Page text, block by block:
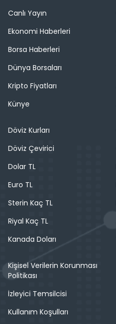
Canlı Yayın
Ekonomi Haberleri
Borsa Haberleri
Dünya Borsaları
Kripto Fiyatları
Künye
Döviz Kurları
Döviz Çevirici
Dolar TL
Euro TL
Sterin Kaç TL
Riyal Kaç TL
Kanada Doları
Kişisel Verilerin Korunması
Politikası
İzleyici Temsilcisi
Kullanım Koşulları